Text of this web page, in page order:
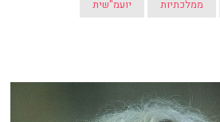
ממלכתיות
יועמ"שית